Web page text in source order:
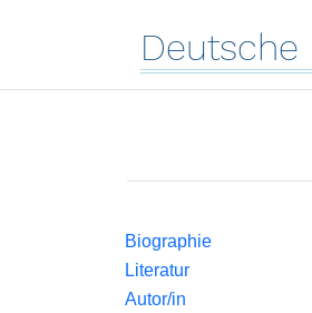
Deutsche
Biographie
Literatur
Autor/in